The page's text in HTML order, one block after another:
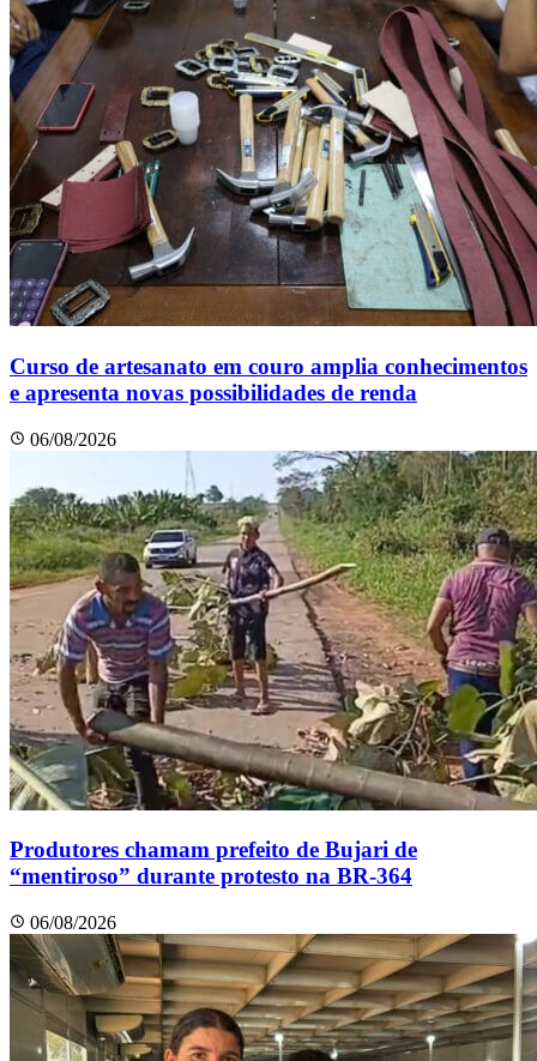
Curso de artesanato em couro amplia conhecimentos
e apresenta novas possibilidades de renda
06/08/2026
Produtores chamam prefeito de Bujari de
“mentiroso” durante protesto na BR-364
06/08/2026